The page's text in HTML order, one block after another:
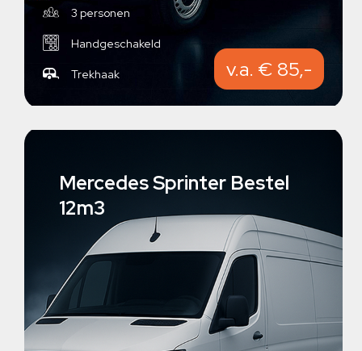
3 personen
Handgeschakeld
Trekhaak v.a. € 85,-
Mercedes Sprinter Bestel
12m3